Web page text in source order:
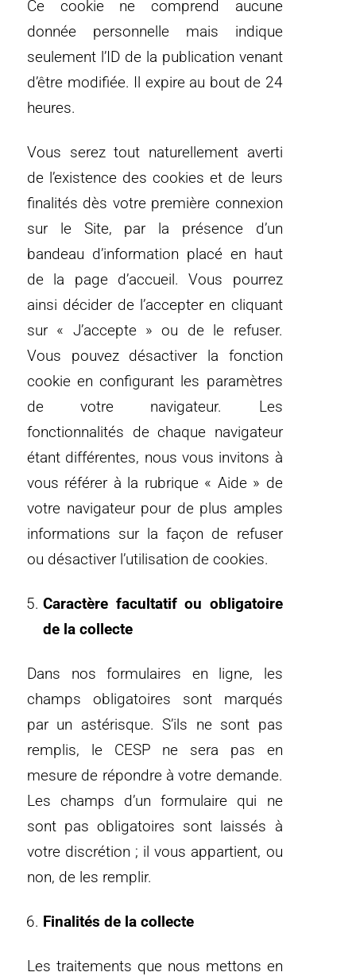
Ce cookie ne comprend aucune
donnée personnelle mais indique
seulement l’ID de la publication venant
d’être modifiée. Il expire au bout de 24
heures.
Vous serez tout naturellement averti
de l’existence des cookies et de leurs
finalités dès votre première connexion
sur le Site, par la présence d’un
bandeau d’information placé en haut
de la page d’accueil. Vous pourrez
ainsi décider de l’accepter en cliquant
sur « J’accepte » ou de le refuser.
Vous pouvez désactiver la fonction
cookie en configurant les paramètres
de votre navigateur. Les
fonctionnalités de chaque navigateur
étant différentes, nous vous invitons à
vous référer à la rubrique « Aide » de
votre navigateur pour de plus amples
informations sur la façon de refuser
ou désactiver l’utilisation de cookies.
Caractère facultatif ou obligatoire
de la collecte
Dans nos formulaires en ligne, les
champs obligatoires sont marqués
par un astérisque. S’ils ne sont pas
remplis, le CESP ne sera pas en
mesure de répondre à votre demande.
Les champs d’un formulaire qui ne
sont pas obligatoires sont laissés à
votre discrétion ; il vous appartient, ou
non, de les remplir.
Finalités de la collecte
Les traitements que nous mettons en